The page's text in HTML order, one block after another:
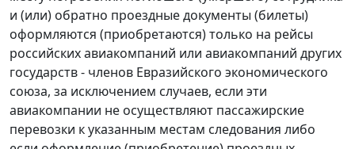
и (или) обратно проездные документы (билеты)
оформляются (приобретаются) только на рейсы
российских авиакомпаний или авиакомпаний других
государств - членов Евразийского экономического
союза, за исключением случаев, если эти
авиакомпании не осуществляют пассажирские
перевозки к указанным местам следования либо